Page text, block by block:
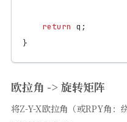
return q ;
}
欧拉角 -> 旋转矩阵
将Z-Y-X欧拉角（或RPY角：